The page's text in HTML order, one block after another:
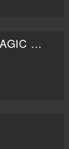
DR. EHRLICH'S MAGIC BULLET